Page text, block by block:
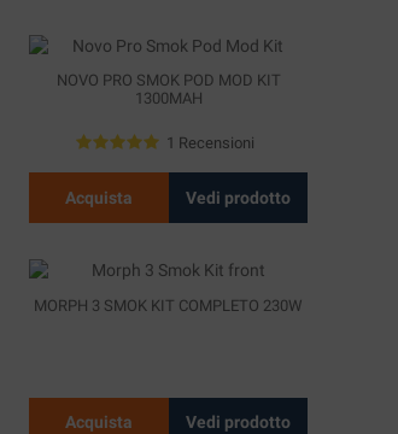
NOVO PRO SMOK POD MOD KIT
1300MAH
1 Recensioni
Acquista Vedi prodotto
MORPH 3 SMOK KIT COMPLETO 230W
Acquista Vedi prodotto